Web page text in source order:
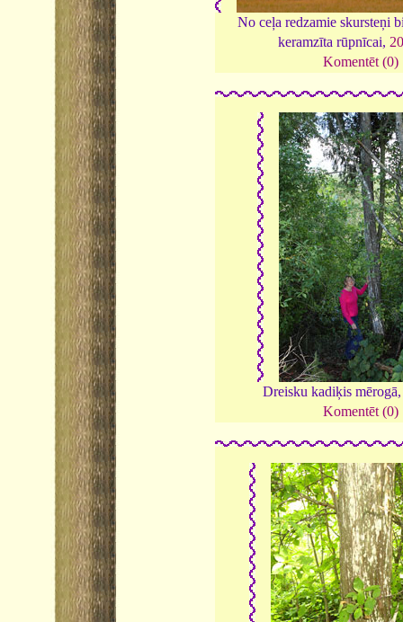
No ceļa redzamie skursteņi
keramzīta rūpnīcai,
Komentēt (0)
Dreisku kadiķis
Komentēt (0)